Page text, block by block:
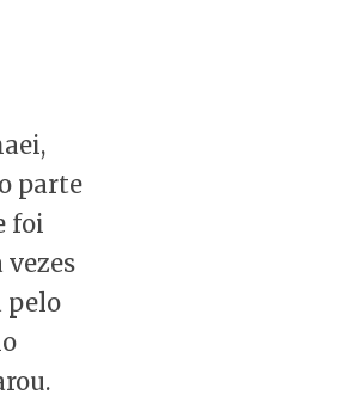
parte
foi
pelo